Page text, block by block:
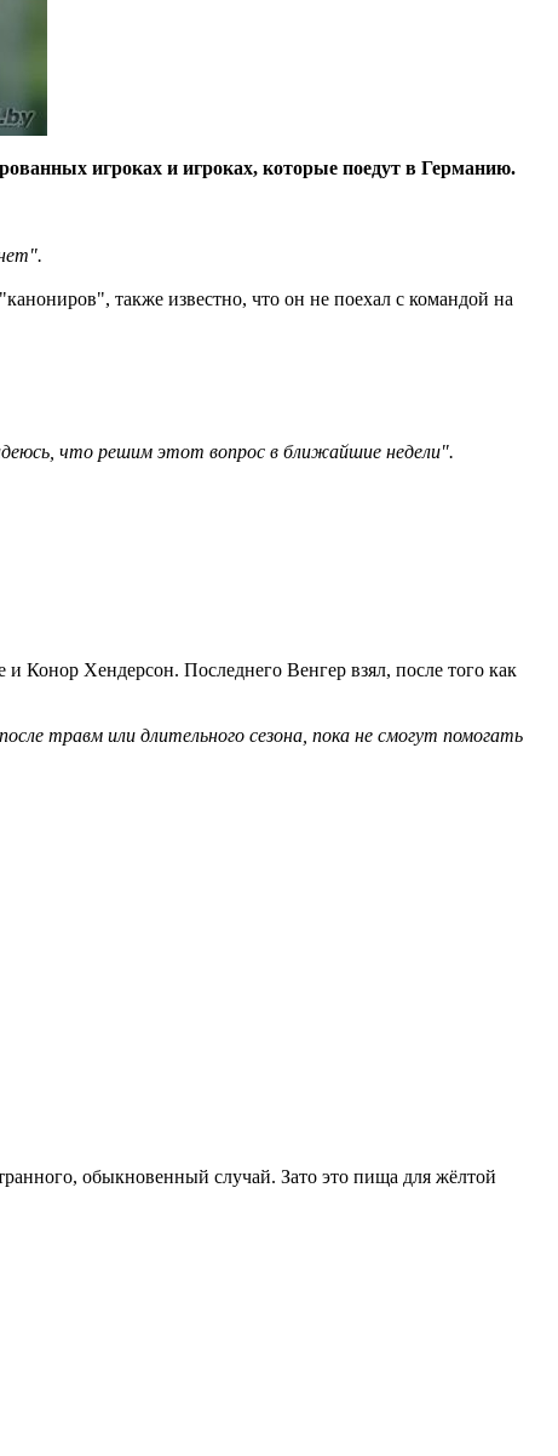
игроках и игроках, которые поедут в Германию.
также известно, что он не поехал с командой на
что решим этот вопрос в ближайшие недели".
Конор Хендерсон. Последнего Венгер взял, после того как
травм или длительного сезона, пока не смогут помогать
обыкновенный случай. Зато это пища для жёлтой